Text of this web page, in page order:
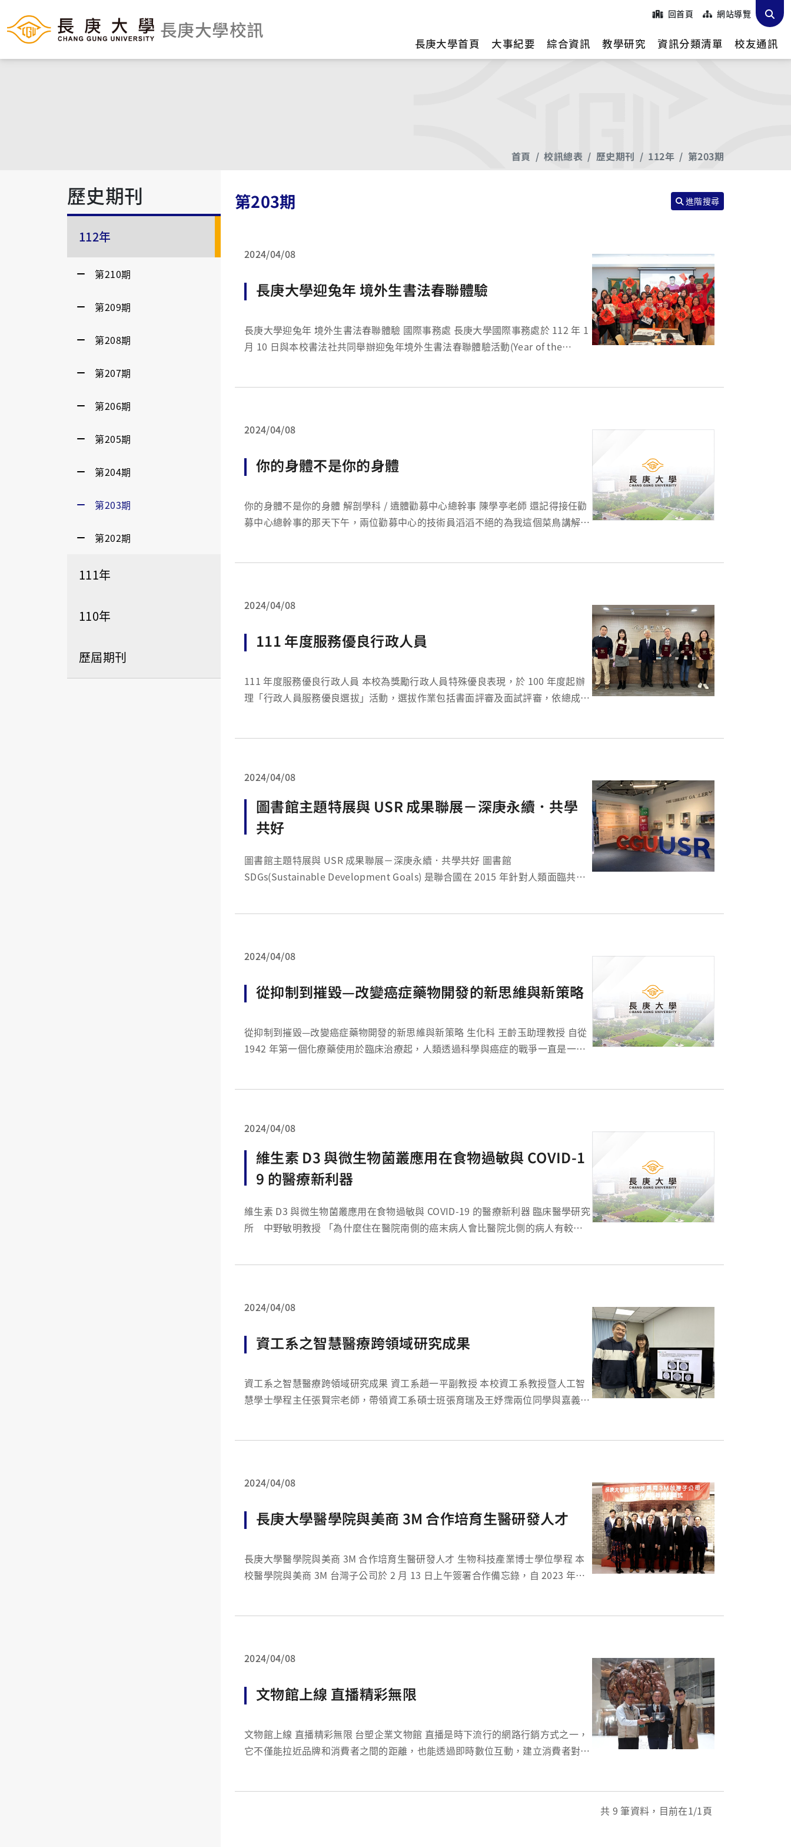
長庚大學校訊
回首頁 網站導覽
長庚大學首頁 大事紀要 綜合資訊 教學研究 資訊分類清單 校友通訊
首頁 校訊總表 歷史期刊 112年 第203期
歷史期刊
112年
第210期
第209期
第208期
第207期
第206期
第205期
第204期
第203期
第202期
111年
110年
歷屆期刊
第203期 進階搜尋
2024/04/08
長庚大學迎兔年 境外生書法春聯體驗
長庚大學迎兔年 境外生書法春聯體驗 國際事務處 長庚大學國際事務處於 112 年 1
月 10 日與本校書法社共同舉辦迎兔年境外生書法春聯體驗活動(Year of the
2024/04/08
你的身體不是你的身體
你的身體不是你的身體 解剖學科 / 遺體勸募中心總幹事 陳學亭老師 還記得接任勸
募中心總幹事的那天下午，兩位勸募中心的技術員滔滔不絕的為我這個菜鳥講解大
2024/04/08
111 年度服務優良行政人員
111 年度服務優良行政人員 本校為獎勵行政人員特殊優良表現，於 100 年度起辦
理「行政人員服務優良選拔」活動，選拔作業包括書面評審及面試評審，依總成績
2024/04/08
圖書館主題特展與 USR 成果聯展－深庚永續．共學
共好
圖書館主題特展與 USR 成果聯展－深庚永續．共學共好 圖書館
SDGs(Sustainable Development Goals) 是聯合國在 2015 年針對人類面臨共同
2024/04/08
從抑制到摧毀—改變癌症藥物開發的新思維與新策略
從抑制到摧毀—改變癌症藥物開發的新思維與新策略 生化科 王齡玉助理教授 自從
1942 年第一個化療藥使用於臨床治療起，人類透過科學與癌症的戰爭一直是一項
2024/04/08
維生素 D3 與微生物菌叢應用在食物過敏與 COVID-1
9 的醫療新利器
維生素 D3 與微生物菌叢應用在食物過敏與 COVID-19 的醫療新利器 臨床醫學研究
所 中野敏明教授 「為什麼住在醫院南側的癌末病人會比醫院北側的病人有較好
2024/04/08
資工系之智慧醫療跨領域研究成果
資工系之智慧醫療跨領域研究成果 資工系趙一平副教授 本校資工系教授暨人工智
慧學士學程主任張賢宗老師，帶領資工系碩士班張育瑞及王妤霈兩位同學與嘉義長
2024/04/08
長庚大學醫學院與美商 3M 合作培育生醫研發人才
長庚大學醫學院與美商 3M 合作培育生醫研發人才 生物科技產業博士學位學程 本
校醫學院與美商 3M 台灣子公司於 2 月 13 日上午簽署合作備忘錄，自 2023 年暑
2024/04/08
文物館上線 直播精彩無限
文物館上線 直播精彩無限 台塑企業文物館 直播是時下流行的網路行銷方式之一，
它不僅能拉近品牌和消費者之間的距離，也能透過即時數位互動，建立消費者對品
共9 筆資料，目前在1/1頁